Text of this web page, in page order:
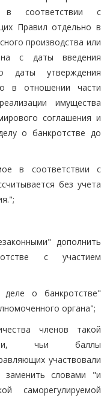
в соответствии с
Правил отдельно в
производства или
с даты введения
даты утверждения
в отношении части
имущества
соглашения и
о банкротстве до
в соответствии с
без учета
дополнить
с участием
о банкротстве"
органа";
членов такой
чьи баллы
участвовали
заменить словами "и
саморегулируемой